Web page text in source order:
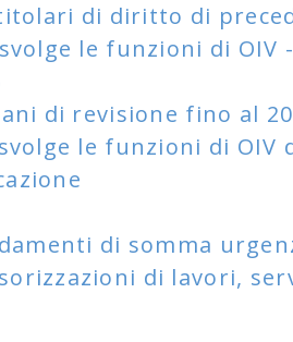
di diritto di
le funzioni di OIV
di revisione fino al
le funzioni di OIV
di somma
di lavori,